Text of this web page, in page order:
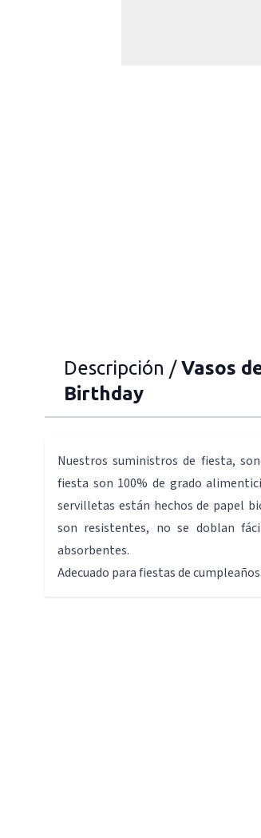
Descripción /Vasos
Birthday
Nuestros suministros de fiesta,
fiesta son 100% de grado
servilletas están hechos de papel
son resistentes, no se doblan
absorbentes.
Adecuado para fiestas de cumpleaños.